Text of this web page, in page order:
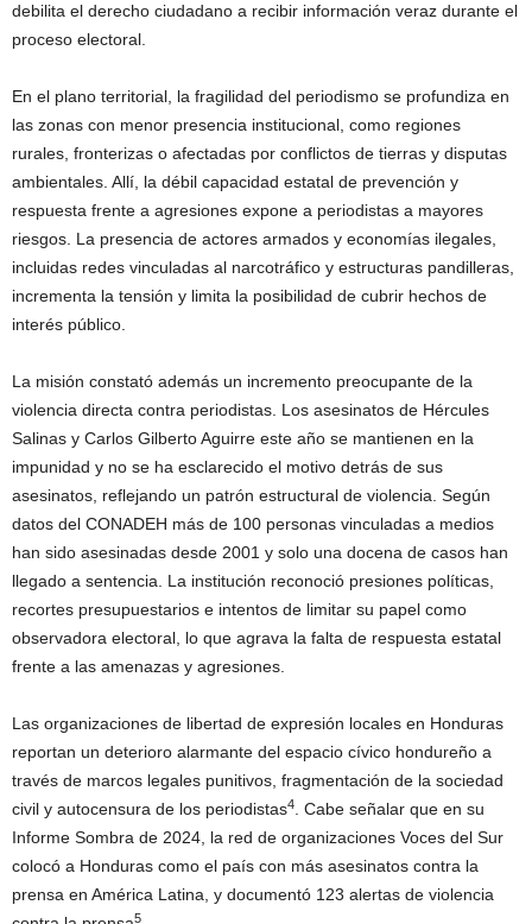
debilita el derecho ciudadano a recibir información veraz durante el
proceso electoral.
En el plano territorial, la fragilidad del periodismo se profundiza en
las zonas con menor presencia institucional, como regiones
rurales, fronterizas o afectadas por conflictos de tierras y disputas
ambientales. Allí, la débil capacidad estatal de prevención y
respuesta frente a agresiones expone a periodistas a mayores
riesgos. La presencia de actores armados y economías ilegales,
incluidas redes vinculadas al narcotráfico y estructuras pandilleras,
incrementa la tensión y limita la posibilidad de cubrir hechos de
interés público.
La misión constató además un incremento preocupante de la
violencia directa contra periodistas. Los asesinatos de Hércules
Salinas y Carlos Gilberto Aguirre este año se mantienen en la
impunidad y no se ha esclarecido el motivo detrás de sus
asesinatos, reflejando un patrón estructural de violencia. Según
datos del CONADEH más de 100 personas vinculadas a medios
han sido asesinadas desde 2001 y solo una docena de casos han
llegado a sentencia. La institución reconoció presiones políticas,
recortes presupuestarios e intentos de limitar su papel como
observadora electoral, lo que agrava la falta de respuesta estatal
frente a las amenazas y agresiones.
Las organizaciones de libertad de expresión locales en Honduras
reportan un deterioro alarmante del espacio cívico hondureño a
través de marcos legales punitivos, fragmentación de la sociedad
civil y autocensura de los periodistas4. Cabe señalar que en su
Informe Sombra de 2024, la red de organizaciones Voces del Sur
colocó a Honduras como el país con más asesinatos contra la
prensa en América Latina, y documentó 123 alertas de violencia
5